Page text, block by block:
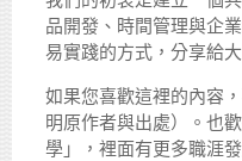
品開發、時間管理與企
易實踐的方式，分享給大
如果您喜歡這裡的內容
明原作者與出處）。也
學」，裡面有更多職涯